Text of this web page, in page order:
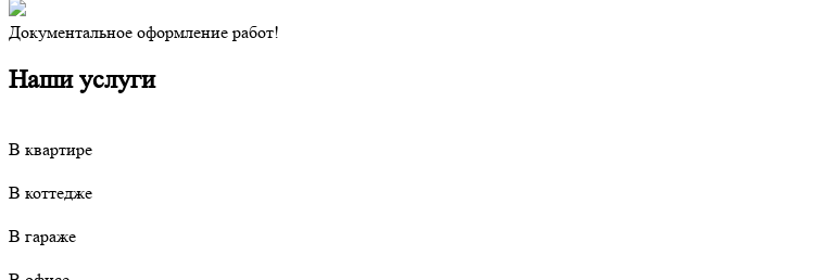
Документальное оформление работ!
Наши услуги
В квартире
В коттедже
В гараже